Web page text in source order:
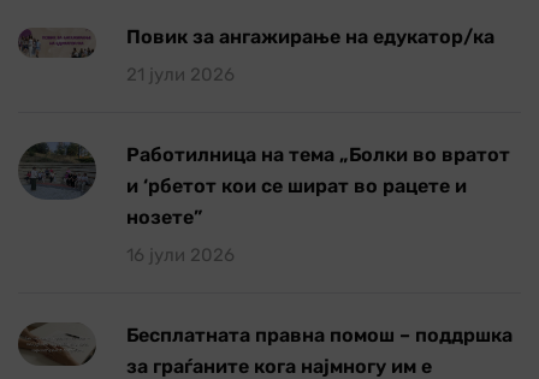
Повик за ангажирање на едукатор/ка
21 јули 2026
Работилница на тема „Болки во вратот
и ‘рбетот кои се шират во рацете и
нозете”
16 јули 2026
Бесплатната правна помош – поддршка
за граѓаните кога најмногу им е